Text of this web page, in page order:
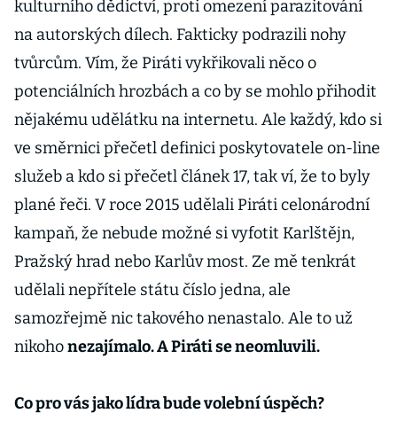
kulturního dědictví, proti omezení parazitování
na autorských dílech. Fakticky podrazili nohy
tvůrcům. Vím, že Piráti vykřikovali něco o
potenciálních hrozbách a co by se mohlo přihodit
nějakému udělátku na internetu. Ale každý, kdo si
ve směrnici přečetl definici poskytovatele on-line
služeb a kdo si přečetl článek 17, tak ví, že to byly
plané řeči. V roce 2015 udělali Piráti celonárodní
kampaň, že nebude možné si vyfotit Karlštějn,
Pražský hrad nebo Karlův most. Ze mě tenkrát
udělali nepřítele státu číslo jedna, ale
samozřejmě nic takového nenastalo. Ale to už
nikohonezajímalo. A Piráti se neomluvili.
Co pro vás jako lídra bude volební úspěch?